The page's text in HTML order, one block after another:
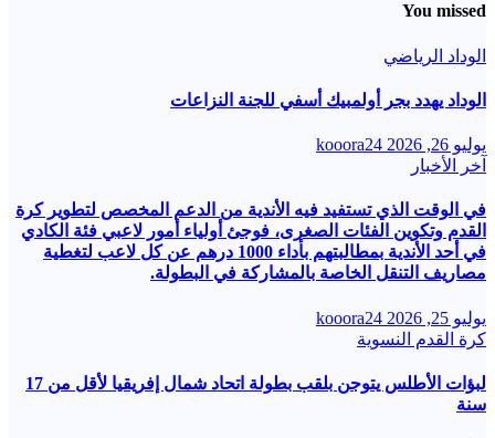
You missed
الوداد الرياضي
الوداد يهدد بجر أولمبيك أسفي للجنة النزاعات
يوليو 26, 2026
kooora24
آخر الأخبار
في الوقت الذي تستفيد فيه الأندية من الدعم المخصص لتطوير كرة
القدم وتكوين الفئات الصغرى، فوجئ أولياء أمور لاعبي فئة الكادي
في أحد الأندية بمطالبتهم بأداء 1000 درهم عن كل لاعب لتغطية
مصاريف التنقل الخاصة بالمشاركة في البطولة.
يوليو 25, 2026
kooora24
كرة القدم النسوية
لبؤات الأطلس يتوجن بلقب بطولة اتحاد شمال إفريقيا لأقل من 17
سنة